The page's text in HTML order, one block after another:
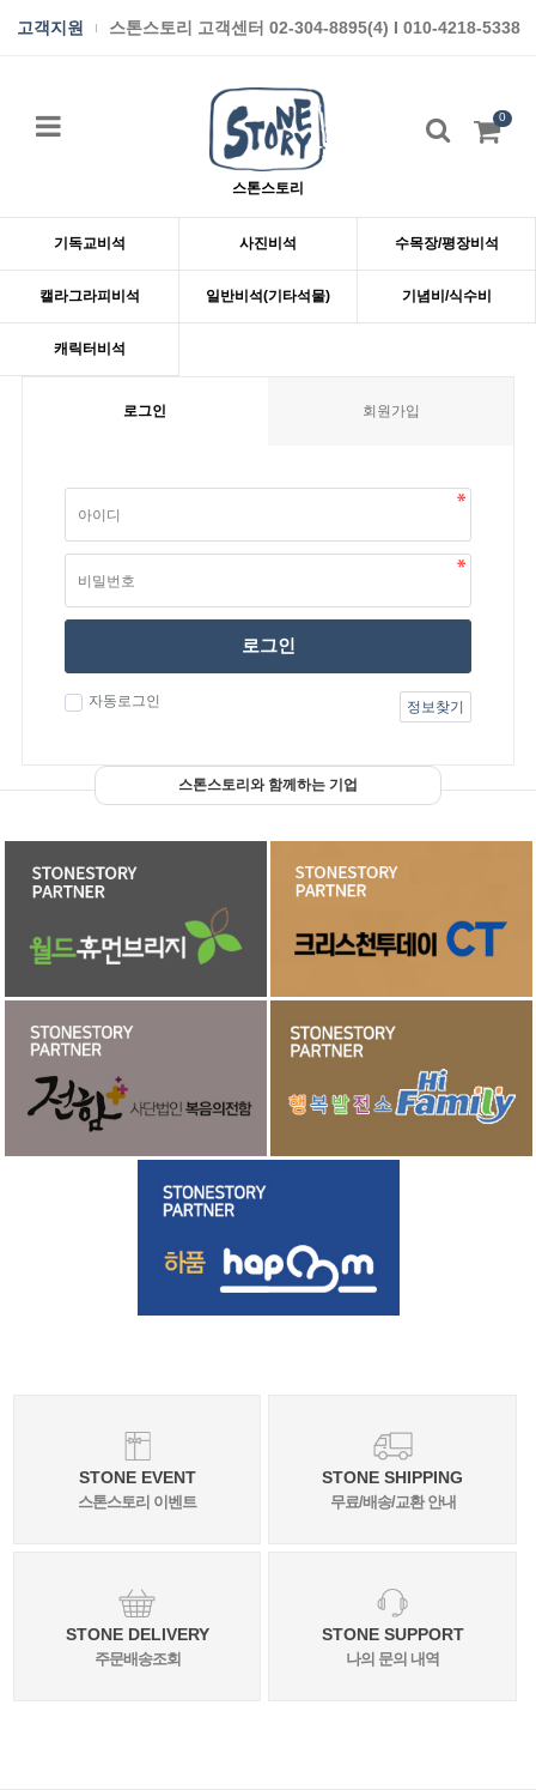
고객지원 스톤스토리 고객센터 02-304-8895(4) I 010-4218-5338
스톤스토리
0
기독교비석 사진비석 수목장/평장비석
캘라그라피비석 일반비석(기타석물) 기념비/식수비
캐릭터비석
로그인 회원가입
로그인
자동로그인 정보찾기
스톤스토리와 함께하는 기업
STONE EVENT
스톤스토리 이벤트
STONE SHIPPING
무료/배송/교환 안내
STONE DELIVERY
주문배송조회
STONE SUPPORT
나의 문의 내역